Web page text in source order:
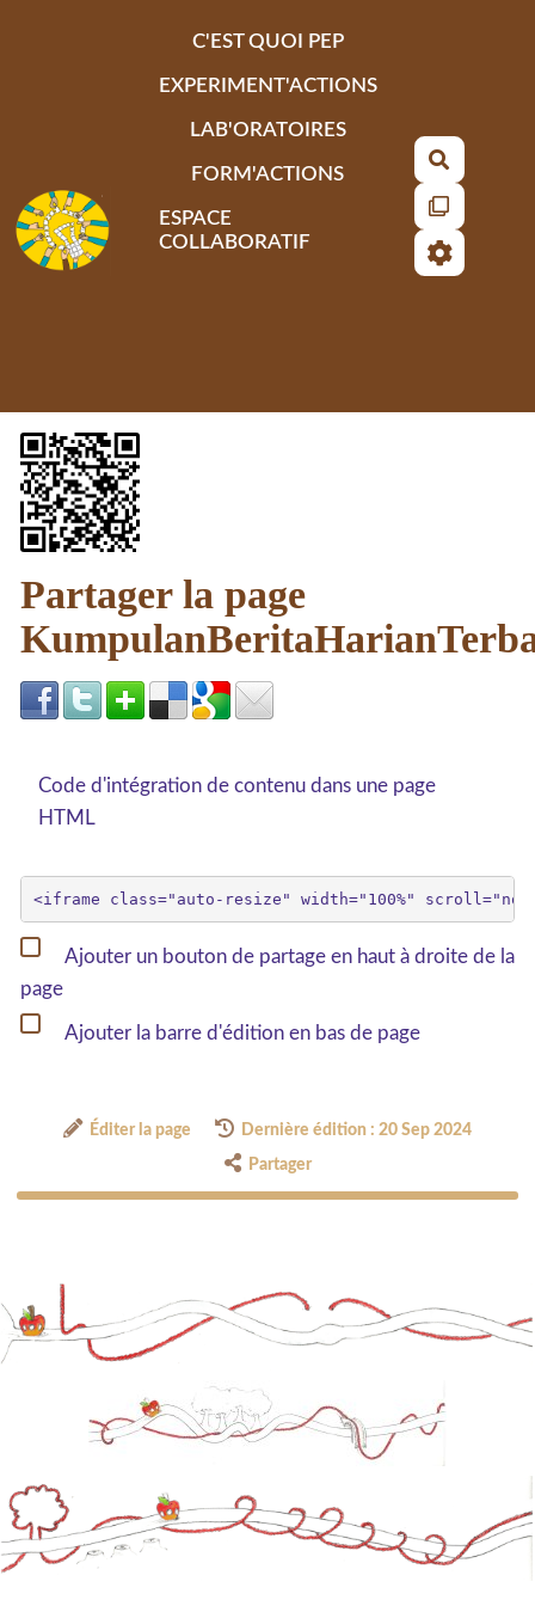
C'EST QUOI PEP
EXPERIMENT'ACTIONS
LAB'ORATOIRES
FORM'ACTIONS
ESPACE
COLLABORATIF
Partager la page
Code d'intégration de contenu dans une page
HTML
Ajouter un bouton de partage en haut à droite de la
page
Ajouter la barre d'édition en bas de page
Éditer la page Dernière édition : 20 Sep 2024
Partager